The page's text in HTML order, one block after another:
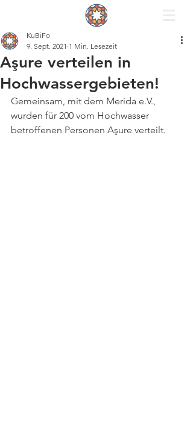
Aşure verteilen in
Hochwassergebieten!
KuBiFo
9. Sept. 2021 1 Min. Lesezeit
Gemeinsam, mit dem Merida e.V.,
wurden für 200 vom Hochwasser
betroffenen Personen Aşure verteilt.